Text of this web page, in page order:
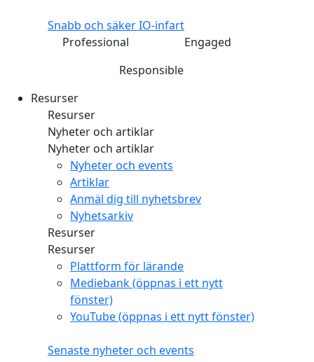
Snabb och säker IO-infart
Professional
Engaged
Responsible
Resurser
Resurser
Nyheter och artiklar
Nyheter och artiklar
Nyheter och events
Artiklar
Anmäl dig till nyhetsbrev
Nyhetsarkiv
Resurser
Resurser
Plattform för lärande
Mediebank(öppnas i ett nytt
fönster)
YouTube(öppnas i ett nytt fönster)
Senaste nyheter och events